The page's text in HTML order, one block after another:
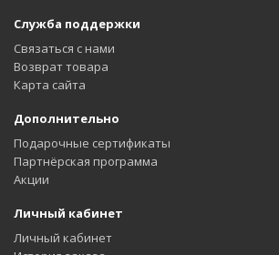
Служба поддержки
Связаться с нами
Возврат товара
Карта сайта
Дополнительно
Подарочные сертификаты
Партнёрская программа
Акции
Личный кабинет
Личный кабинет